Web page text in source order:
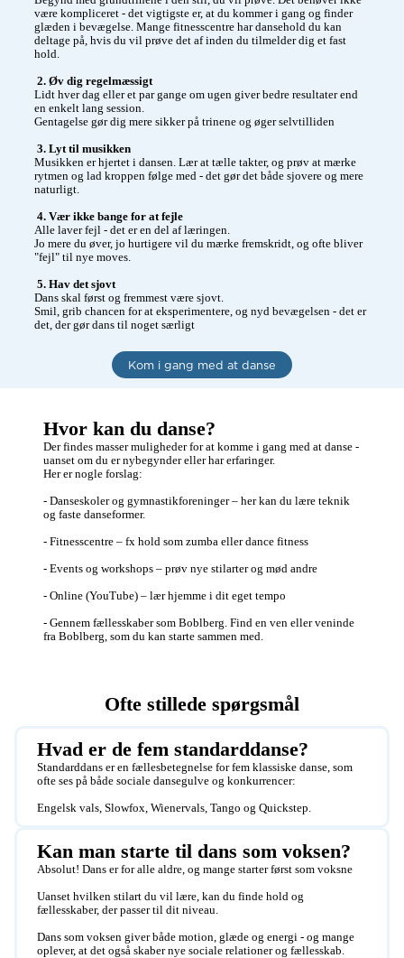
være kompliceret - det vigtigste er, at du kommer i gang og finder
glæden i bevægelse. Mange fitnesscentre har dansehold du kan
deltage på, hvis du vil prøve det af inden du tilmelder dig et fast
hold.
2. Øv dig regelmæssigt
Lidt hver dag eller et par gange om ugen giver bedre resultater end
en enkelt lang session.
Gentagelse gør dig mere sikker på trinene og øger selvtilliden
3. Lyt til musikken
Musikken er hjertet i dansen. Lær at tælle takter, og prøv at mærke
rytmen og lad kroppen følge med - det gør det både sjovere og mere
naturligt.
4. Vær ikke bange for at fejle
Alle laver fejl - det er en del af læringen.
Jo mere du øver, jo hurtigere vil du mærke fremskridt, og ofte bliver
"fejl" til nye moves.
5. Hav det sjovt
Dans skal først og fremmest være sjovt.
Smil, grib chancen for at eksperimentere, og nyd bevægelsen - det er
det, der gør dans til noget særligt
Kom i gang med at danse
Hvor kan du danse?
Der findes masser muligheder for at komme i gang med at danse -
uanset om du er nybegynder eller har erfaringer.
Her er nogle forslag:
- Danseskoler og gymnastikforeninger – her kan du lære teknik
og faste danseformer.
- Fitnesscentre – fx hold som zumba eller dance fitness
- Events og workshops – prøv nye stilarter og mød andre
- Online (YouTube) – lær hjemme i dit eget tempo
- Gennem fællesskaber som Boblberg. Find en ven eller veninde
fra Boblberg, som du kan starte sammen med.
Ofte stillede spørgsmål
Hvad er de fem standarddanse?
Standarddans er en fællesbetegnelse for fem klassiske danse, som
ofte ses på både sociale dansegulve og konkurrencer:
Engelsk vals, Slowfox, Wienervals, Tango og Quickstep.
Kan man starte til dans som voksen?
Absolut! Dans er for alle aldre, og mange starter først som voksne
Uanset hvilken stilart du vil lære, kan du finde hold og
fællesskaber, der passer til dit niveau.
Dans som voksen giver både motion, glæde og energi - og mange
oplever, at det også skaber nye sociale relationer og fællesskab.